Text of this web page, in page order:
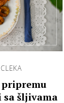
šljivama